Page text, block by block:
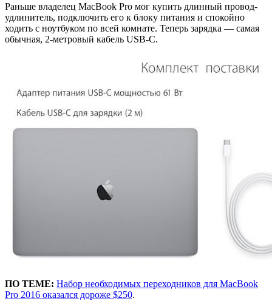
Раньше владелец MacBook Pro мог купить длинный провод-
удлинитель, подключить его к блоку питания и спокойно
ходить с ноутбуком по всей комнате. Теперь зарядка — самая
обычная, 2-метровый кабель USB-C.
ПО ТЕМЕ: Набор необходимых переходников для MacBook
Pro 2016 оказался дороже $250.